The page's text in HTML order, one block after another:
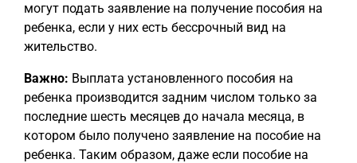
могут подать заявление на получение пособия на
ребенка, если у них есть бессрочный вид на
жительство.
Важно: Выплата установленного пособия на
ребенка производится задним числом только за
последние шесть месяцев до начала месяца, в
котором было получено заявление на пособие на
ребенка. Таким образом, даже если пособие на